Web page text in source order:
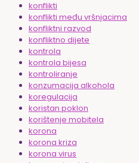
konflikti
konflikti među vršnjacima
konfliktni razvod
konfliktno dijete
kontrola
kontrola bijesa
kontroliranje
konzumacija alkohola
koregulacija
koristan poklon
korištenje mobitela
korona
korona kriza
korona virus